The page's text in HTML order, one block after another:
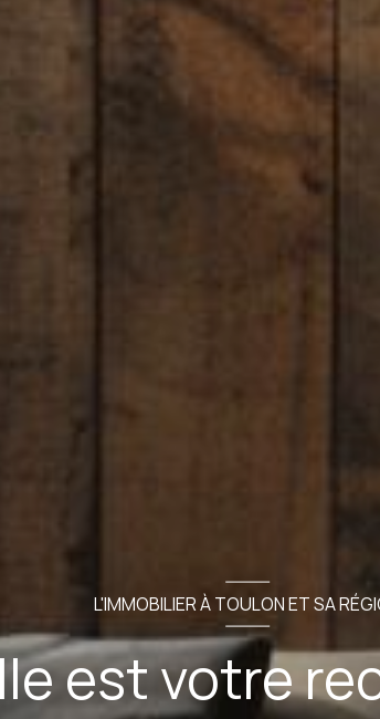
L'IMMOBILIER À TOULON ET SA
est votre